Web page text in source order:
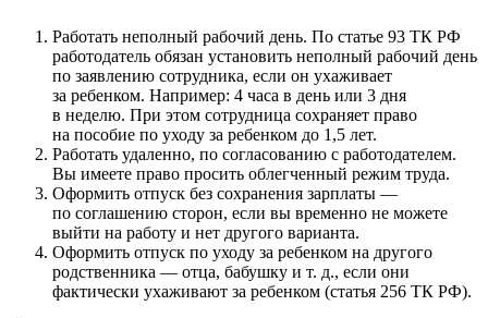
Работать неполный рабочий день. По статье 93 ТК РФ
работодатель обязан установить неполный рабочий день
по заявлению сотрудника, если он ухаживает
за ребенком. Например: 4 часа в день или 3 дня
в неделю. При этом сотрудница сохраняет право
на пособие по уходу за ребенком до 1,5 лет.
Работать удаленно, по согласованию с работодателем.
Вы имеете право просить облегченный режим труда.
Оформить отпуск без сохранения зарплаты —
по соглашению сторон, если вы временно не можете
выйти на работу и нет другого варианта.
Оформить отпуск по уходу за ребенком на другого
родственника — отца, бабушку и т. д., если они
фактически ухаживают за ребенком (статья 256 ТК РФ).